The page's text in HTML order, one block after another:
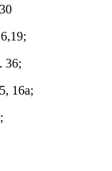
36;
16а;